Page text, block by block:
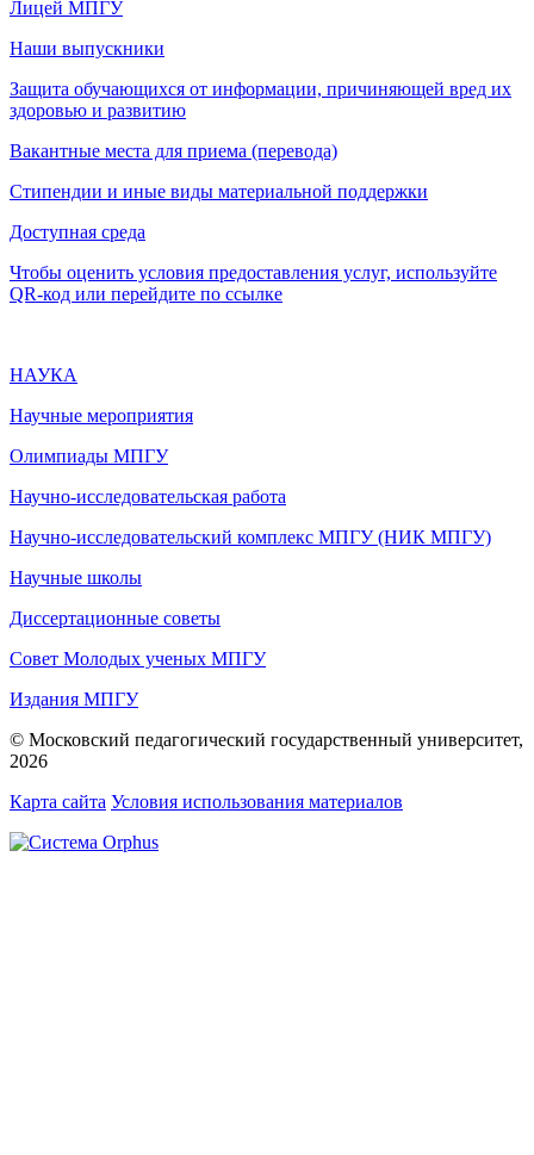
Лицей МПГУ
Наши выпускники
Защита обучающихся от информации, причиняющей вред их
здоровью и развитию
Вакантные места для приема (перевода)
Стипендии и иные виды материальной поддержки
Доступная среда
Чтобы оценить условия предоставления услуг, используйте
QR-код или перейдите по ссылке
НАУКА
Научные мероприятия
Олимпиады МПГУ
Научно-исследовательская работа
Научно-исследовательский комплекс МПГУ (НИК МПГУ)
Научные школы
Диссертационные советы
Совет Молодых ученых МПГУ
Издания МПГУ
© Московский педагогический государственный университет,
2026
Карта сайта Условия использования материалов